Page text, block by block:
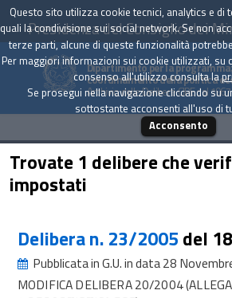
Presidenza del Consiglio dei
Dipartimento per la
coordinamento della politica
Archivio delle Delibere CIPE dal
Trovate 1 delibere che
impostati
Delibera n. 23/2005 del
Pubblicata in G.U. in data 28
MODIFICA DELIBERA 20/2004
Questo sito utilizza cookie tecnici, analytics e di
quali la condivisione sui social network. Se non
terze parti, alcune di queste funzionalità
Per maggiori informazioni sui cookie utilizzati, su
consenso all'utilizzo consulta la
Se prosegui nella navigazione cliccando su
sottostante acconsenti all'uso di
Acconsento